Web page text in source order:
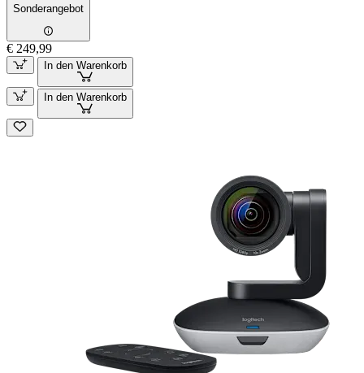
Sonderangebot
€ 249,99
In den Warenkorb
In den Warenkorb